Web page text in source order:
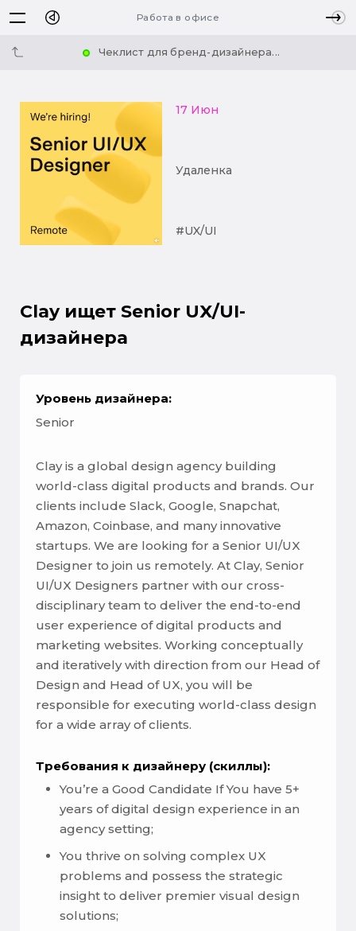
Работа в офисе
Чеклист для бренд-дизайнера...
17 Июн
Удаленка
#UX/UI
Clay ищет Senior UX/UI-
дизайнера
Уровень дизайнера:
Senior
Clay is a global design agency building
world-class digital products and brands. Our
clients include Slack, Google, Snapchat,
Amazon, Coinbase, and many innovative
startups. We are looking for a Senior UI/UX
Designer to join us remotely. At Clay, Senior
UI/UX Designers partner with our cross-
disciplinary team to deliver the end-to-end
user experience of digital products and
marketing websites. Working conceptually
and iteratively with direction from our Head of
Design and Head of UX, you will be
responsible for executing world-class design
for a wide array of clients.
Требования к дизайнеру (скиллы):
You’re a Good Candidate If You have 5+
years of digital design experience in an
agency setting;
You thrive on solving complex UX
problems and possess the strategic
insight to deliver premier visual design
solutions;